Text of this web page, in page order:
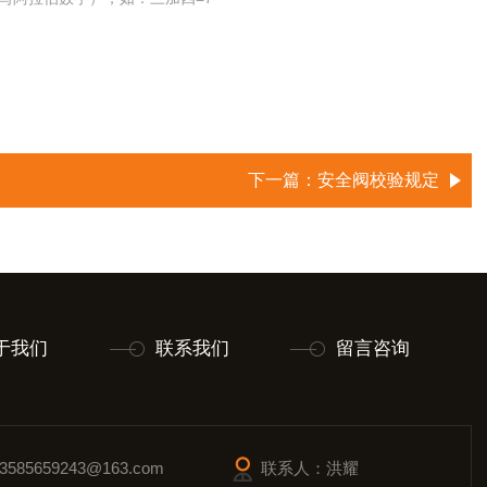
下一篇： 安全阀校验规定
我们 联系我们 留言咨询
联系人：洪耀